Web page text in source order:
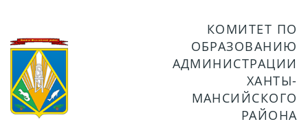
КОМИТЕТ ПО
ОБРАЗОВАНИЮ
АДМИНИСТРАЦИИ
ХАНТЫ-
МАНСИЙСКОГО
РАЙОНА